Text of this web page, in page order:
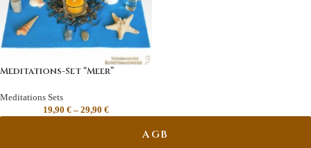
Meditations-Set “Meer”
Meditations Sets
19,90 € – 29,90 €
AGB